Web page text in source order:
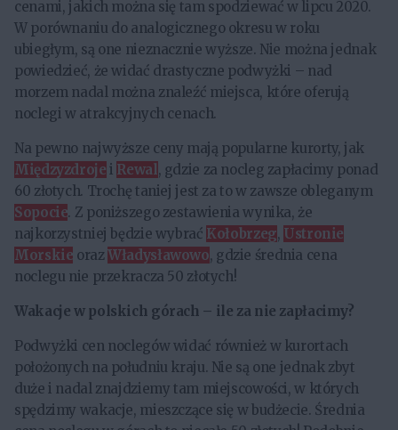
cenami, jakich można się tam spodziewać w lipcu 2020.
W porównaniu do analogicznego okresu w roku
ubiegłym, są one nieznacznie wyższe. Nie można jednak
powiedzieć, że widać drastyczne podwyżki – nad
morzem nadal można znaleźć miejsca, które oferują
noclegi w atrakcyjnych cenach.
Na pewno najwyższe ceny mają popularne kurorty, jak
Międzyzdroje i Rewal, gdzie za nocleg zapłacimy ponad
60 złotych. Trochę taniej jest za to w zawsze obleganym
Sopocie. Z poniższego zestawienia wynika, że
najkorzystniej będzie wybrać Kołobrzeg, Ustronie
Morskie orazWładysławowo, gdzie średnia cena
noclegu nie przekracza 50 złotych!
Wakacje w polskich górach – ile za nie zapłacimy?
Podwyżki cen noclegów widać również w kurortach
położonych na południu kraju. Nie są one jednak zbyt
duże i nadal znajdziemy tam miejscowości, w których
spędzimy wakacje, mieszczące się w budżecie. Średnia